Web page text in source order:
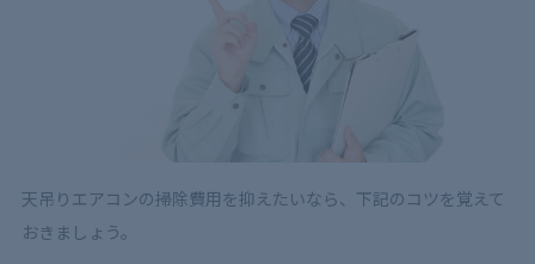
天吊りエアコンの掃除費用を抑えたいなら、下記のコツを覚えて
おきましょう。